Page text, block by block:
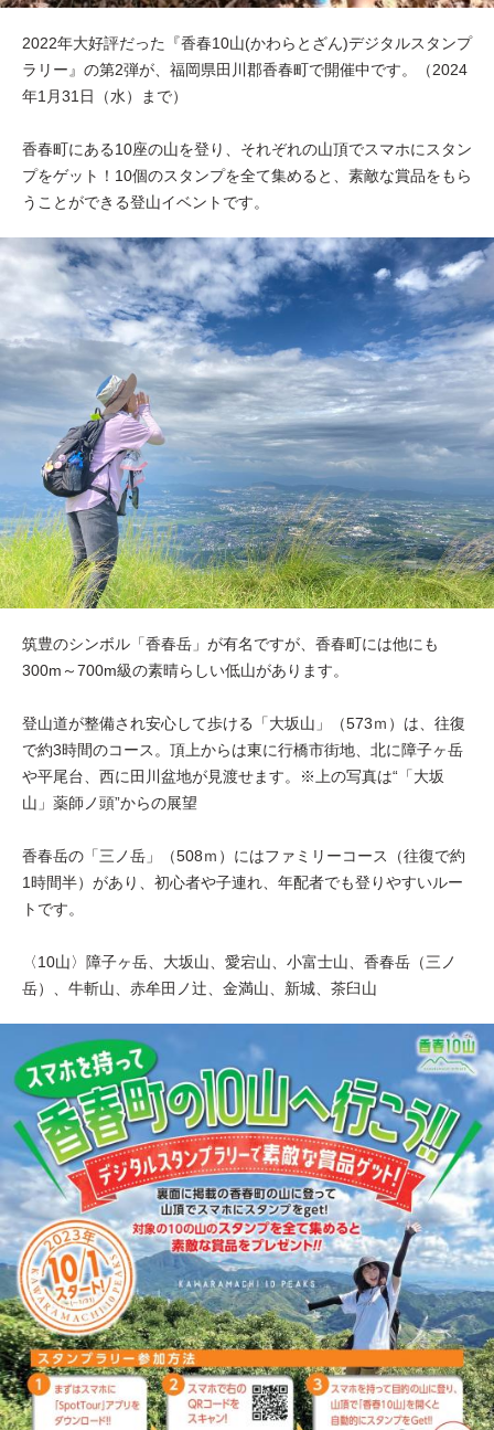
2022年大好評だった『香春10山(かわらとざん)デジタルスタンプ
ラリー』の第2弾が、福岡県田川郡香春町で開催中です。（2024
年1月31日（水）まで）
香春町にある10座の山を登り、それぞれの山頂でスマホにスタン
プをゲット！10個のスタンプを全て集めると、素敵な賞品をもら
うことができる登山イベントです。
筑豊のシンボル「香春岳」が有名ですが、香春町には他にも
300m～700m級の素晴らしい低山があります。
登山道が整備され安心して歩ける「大坂山」（573ｍ）は、往復
で約3時間のコース。頂上からは東に行橋市街地、北に障子ヶ岳
や平尾台、西に田川盆地が見渡せます。※上の写真は“「大坂
山」薬師ノ頭”からの展望
香春岳の「三ノ岳」（508ｍ）にはファミリーコース（往復で約
1時間半）があり、初心者や子連れ、年配者でも登りやすいルー
トです。
〈10山〉障子ヶ岳、大坂山、愛宕山、小富士山、香春岳（三ノ
岳）、牛斬山、赤牟田ノ辻、金満山、新城、茶臼山